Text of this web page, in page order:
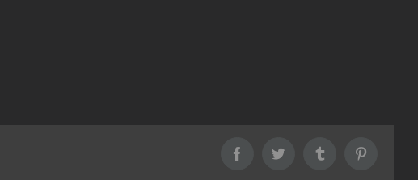
FacebookTwitter Tumblr